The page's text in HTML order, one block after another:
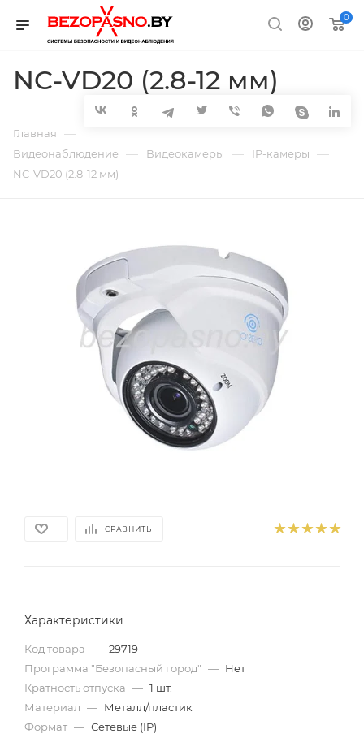
0
NC-VD20 (2.8-12 мм)
Главная —
Видеонаблюдение — Видеокамеры — IP-камеры —
NC-VD20 (2.8-12 мм)
СРАВНИТЬ
Характеристики
Код товара — 29719
Программа "Безопасный город" — Нет
Кратность отпуска — 1 шт.
Материал — Металл/пластик
Формат — Сетевые (IP)